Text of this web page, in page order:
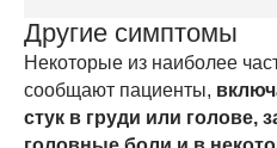
Другие симптомы
Некоторые из наиболее
сообщают пациенты,
стук в груди или голове,